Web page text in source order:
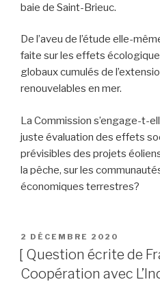
baie de Saint-Brieuc.
De l’aveu de l’étude elle-
faite sur les effets
globaux cumulés de
renouvelables en mer.
La Commission s’engage-t-
juste évaluation des effets
prévisibles des projets
la pêche, sur les
économiques terrestres?
PUBLIÉ
LE
2 DÉCEMBRE 2020
[ Question écrite de
Coopération avec